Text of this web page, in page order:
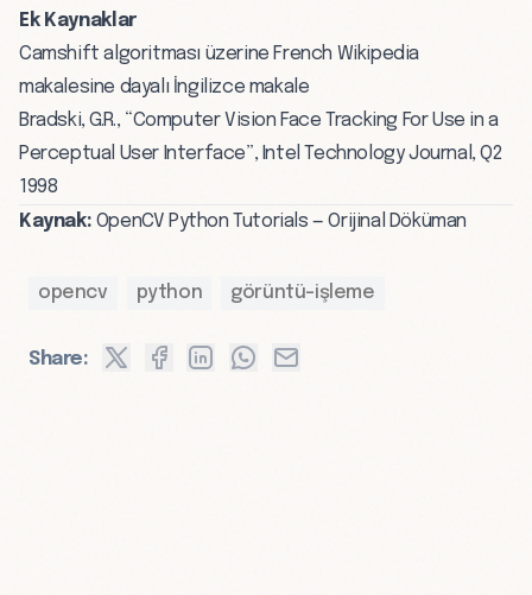
Ek Kaynaklar
Camshift algoritması üzerine French Wikipedia
makalesine dayalı İngilizce makale
Bradski, G.R., “Computer Vision Face Tracking For Use in a
Perceptual User Interface”, Intel Technology Journal, Q2
1998
Kaynak: OpenCV Python Tutorials — Orijinal Döküman
opencv python görüntü-işleme
Share: